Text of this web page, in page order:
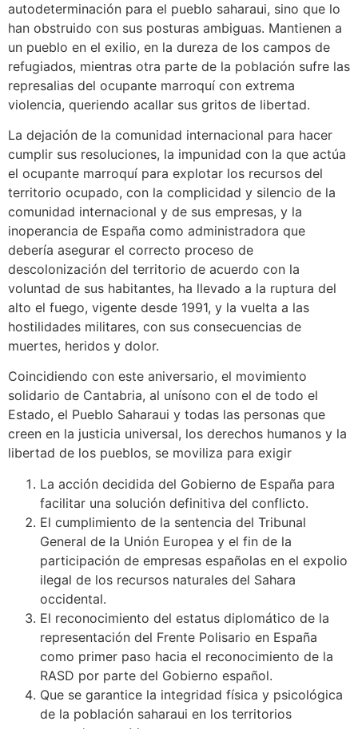
autodeterminación para el pueblo saharaui, sino que lo
han obstruido con sus posturas ambiguas. Mantienen a
un pueblo en el exilio, en la dureza de los campos de
refugiados, mientras otra parte de la población sufre las
represalias del ocupante marroquí con extrema
violencia, queriendo acallar sus gritos de libertad.
La dejación de la comunidad internacional para hacer
cumplir sus resoluciones, la impunidad con la que actúa
el ocupante marroquí para explotar los recursos del
territorio ocupado, con la complicidad y silencio de la
comunidad internacional y de sus empresas, y la
inoperancia de España como administradora que
debería asegurar el correcto proceso de
descolonización del territorio de acuerdo con la
voluntad de sus habitantes, ha llevado a la ruptura del
alto el fuego, vigente desde 1991, y la vuelta a las
hostilidades militares, con sus consecuencias de
muertes, heridos y dolor.
Coincidiendo con este aniversario, el movimiento
solidario de Cantabria, al unísono con el de todo el
Estado, el Pueblo Saharaui y todas las personas que
creen en la justicia universal, los derechos humanos y la
libertad de los pueblos, se moviliza para exigir
La acción decidida del Gobierno de España para
facilitar una solución definitiva del conflicto.
El cumplimiento de la sentencia del Tribunal
General de la Unión Europea y el fin de la
participación de empresas españolas en el expolio
ilegal de los recursos naturales del Sahara
occidental.
El reconocimiento del estatus diplomático de la
representación del Frente Polisario en España
como primer paso hacia el reconocimiento de la
RASD por parte del Gobierno español.
Que se garantice la integridad física y psicológica
de la población saharaui en los territorios